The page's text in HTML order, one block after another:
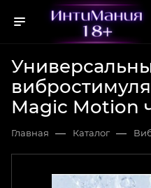
Magic Motion
Главная — Каталог —